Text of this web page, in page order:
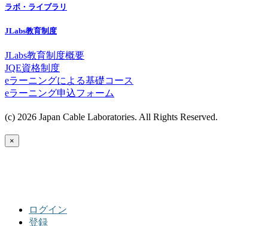
ラボ・ライブラリ
JLabs教育制度
JLabs教育制度概要
JQE資格制度
eラーニングによる基礎コース
eラーニング申込フォーム
(c) 2026 Japan Cable Laboratories. All Rights Reserved.
×
ログイン
登録